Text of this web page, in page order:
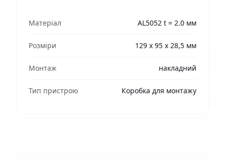
Матеріал AL5052 t = 2.0 мм
Розміри 129 х 95 х 28,5 мм
Монтаж накладний
Тип пристрою Коробка для монтажу